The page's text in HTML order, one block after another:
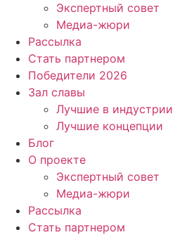
Экспертный совет
Медиа-жюри
Рассылка
Стать партнером
Победители 2026
Зал славы
Лучшие в индустрии
Лучшие концепции
Блог
О проекте
Экспертный совет
Медиа-жюри
Рассылка
Стать партнером